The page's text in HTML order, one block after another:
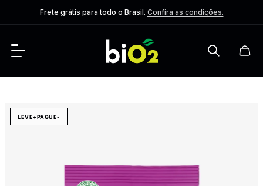
Frete grátis para todo o Brasil. Confira as condições.
LEVE+PAGUE-